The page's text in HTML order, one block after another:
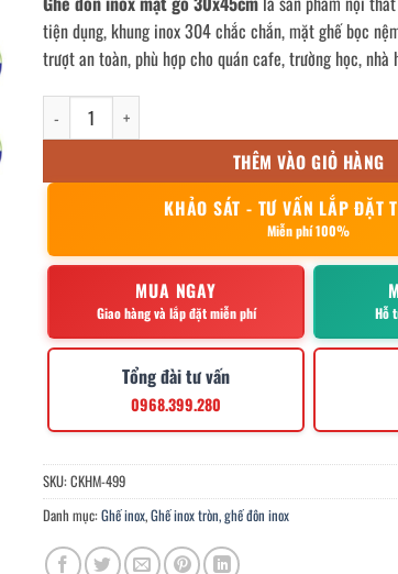
tiện dụng, khung inox 304 chắc chắn, mặt ghế bọc
trượt an toàn, phù hợp cho quán cafe, trường học, nhà
ghế đôn inox mặt gỗ 30x45cm số lượng
THÊM VÀO GIỎ HÀNG
KHẢO SÁT - TƯ VẤN LẮP ĐẶT
Miễn phí 100%
MUA NGAY
Giao hàng và lắp đặt miễn phí Hỗ
Tổng đài tư vấn
0968.399.280
SKU:CKHM-499
Danh mục:Ghế inox,Ghế inox tròn, ghế đôn inox